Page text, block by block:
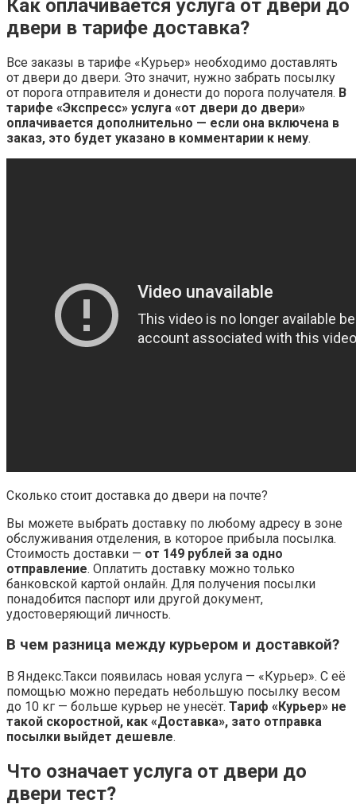
Как оплачивается услуга от двери до
двери в тарифе доставка?
Все заказы в тарифе «Курьер» необходимо доставлять
от двери до двери. Это значит, нужно забрать посылку
от порога отправителя и донести до порога получателя. В
тарифе «Экспресс» услуга «от двери до двери»
оплачивается дополнительно — если она включена в
заказ, это будет указано в комментарии к нему.
Сколько стоит доставка до двери на почте?
Вы можете выбрать доставку по любому адресу в зоне
обслуживания отделения, в которое прибыла посылка.
Стоимость доставки — от 149 рублей за одно
отправление. Оплатить доставку можно только
банковской картой онлайн. Для получения посылки
понадобится паспорт или другой документ,
удостоверяющий личность.
В чем разница между курьером и доставкой?
В Яндекс.Такси появилась новая услуга — «Курьер». С её
помощью можно передать небольшую посылку весом
до 10 кг — больше курьер не унесёт. Тариф «Курьер» не
такой скоростной, как «Доставка», зато отправка
посылки выйдет дешевле.
Что означает услуга от двери до
двери тест?